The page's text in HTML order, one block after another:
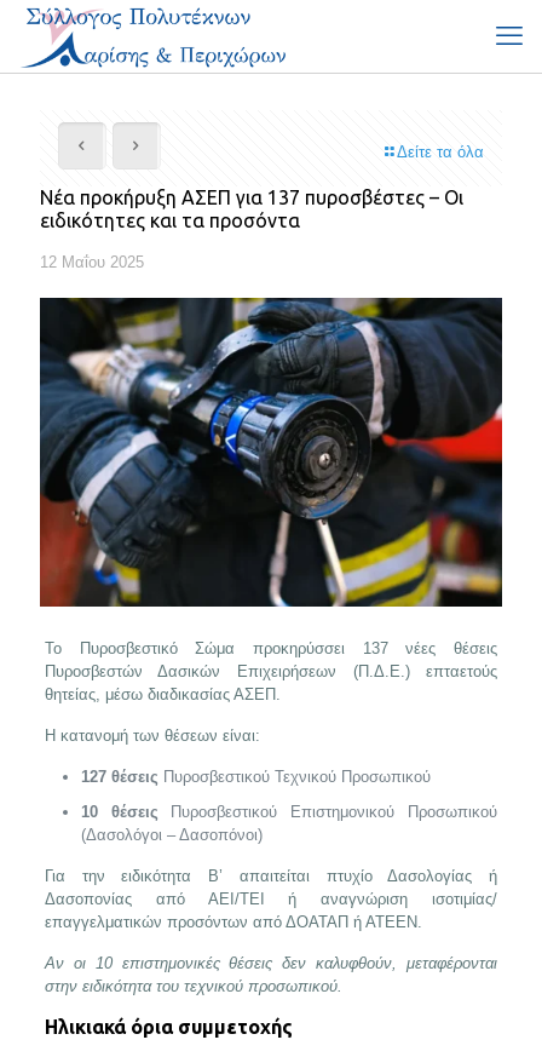
Δείτε τα όλα
Νέα προκήρυξη ΑΣΕΠ για 137 πυροσβέστες – Οι
ειδικότητες και τα προσόντα
12 Μαΐου 2025
Το Πυροσβεστικό Σώμα προκηρύσσει 137 νέες θέσεις
Πυροσβεστών Δασικών Επιχειρήσεων (Π.Δ.Ε.) επταετούς
θητείας, μέσω διαδικασίας ΑΣΕΠ.
Η κατανομή των θέσεων είναι:
127 θέσεις Πυροσβεστικού Τεχνικού Προσωπικού
10 θέσεις Πυροσβεστικού Επιστημονικού Προσωπικού
(Δασολόγοι – Δασοπόνοι)
Για την ειδικότητα Β’ απαιτείται πτυχίο Δασολογίας ή
Δασοπονίας από ΑΕΙ/ΤΕΙ ή αναγνώριση ισοτιμίας/
επαγγελματικών προσόντων από ΔΟΑΤΑΠ ή ΑΤΕΕΝ.
Αν οι 10 επιστημονικές θέσεις δεν καλυφθούν, μεταφέρονται
στην ειδικότητα του τεχνικού προσωπικού.
Ηλικιακά όρια συμμετοχής